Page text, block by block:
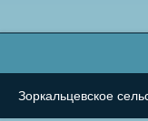
Зоркальцевское